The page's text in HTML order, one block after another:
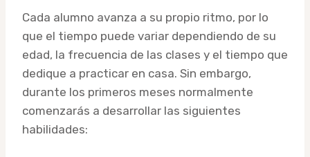
Cada alumno avanza a su propio ritmo, por lo
que el tiempo puede variar dependiendo de su
edad, la frecuencia de las clases y el tiempo que
dedique a practicar en casa. Sin embargo,
durante los primeros meses normalmente
comenzarás a desarrollar las siguientes
habilidades: